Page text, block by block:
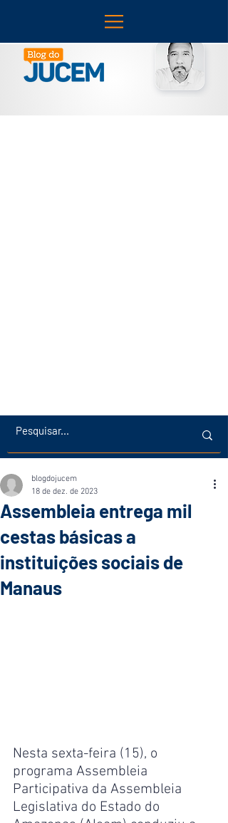
Assembleia entrega mil
cestas básicas a
instituições sociais de
Manaus
blogdojucem
18 de dez. de 2023
Nesta sexta-feira (15), o
programa Assembleia
Participativa da Assembleia
Legislativa do Estado do